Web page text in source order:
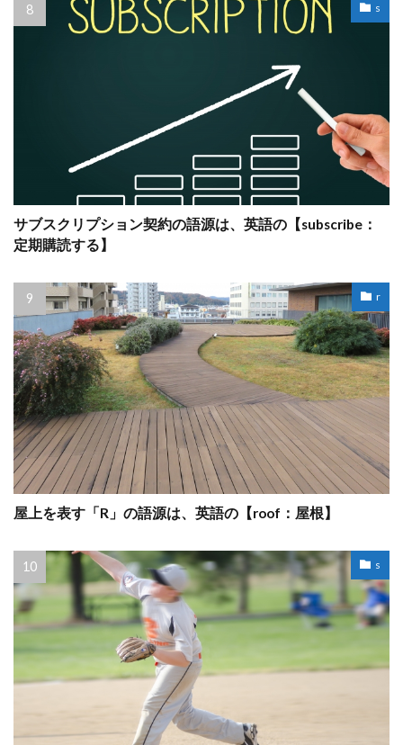
s
サブスクリプション契約の語源は、英語の【subscribe：
定期購読する】
r
屋上を表す「R」の語源は、英語の【roof：屋根】
s